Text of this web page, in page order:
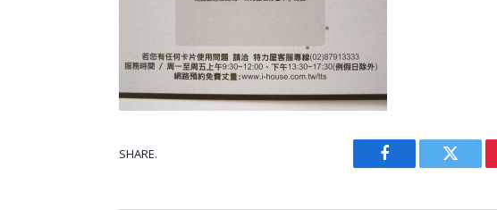
SHARE.
Facebook Twitter